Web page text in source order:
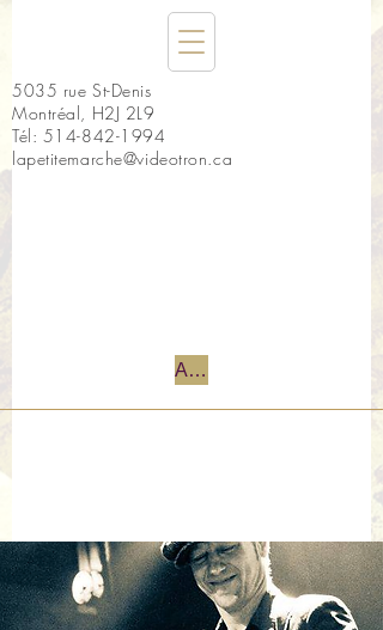
5035 rue St-Denis
Montréal, H2J 2L9
Tél: 514-842-1994
lapetitemarche@videotron.ca
Accueil